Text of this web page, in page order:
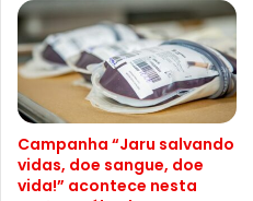
Campanha “Jaru salvando
vidas, doe sangue, doe
vida!” acontece nesta